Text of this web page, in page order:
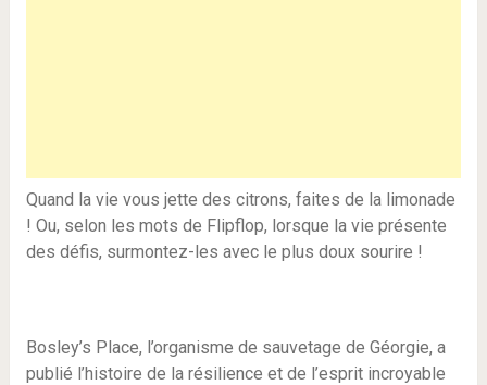
Quand la vie vous jette des citrons, faites de la limonade
! Ou, selon les mots de Flipflop, lorsque la vie présente
des défis, surmontez-les avec le plus doux sourire !
Bosley’s Place, l’organisme de sauvetage de Géorgie, a
publié l’histoire de la résilience et de l’esprit incroyable